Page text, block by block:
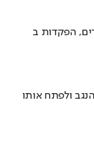
ולפתח אותו